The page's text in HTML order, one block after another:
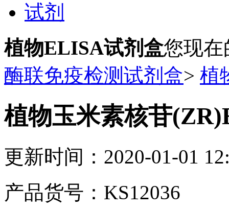
试剂
植物ELISA试剂盒您现
酶联免疫检测试剂盒> 植
植物玉米素核苷
更新时间：2020-01-01
产品货号：KS12036